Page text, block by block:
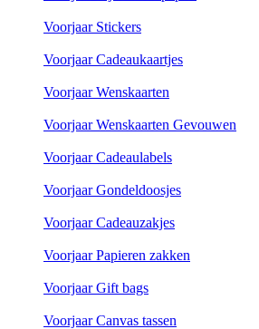
Voorjaar Stickers
Voorjaar Cadeaukaartjes
Voorjaar Wenskaarten
Voorjaar Wenskaarten Gevouwen
Voorjaar Cadeaulabels
Voorjaar Gondeldoosjes
Voorjaar Cadeauzakjes
Voorjaar Papieren zakken
Voorjaar Gift bags
Voorjaar Canvas tassen